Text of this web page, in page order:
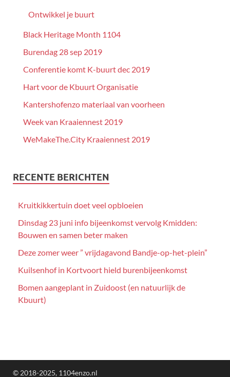
Ontwikkel je buurt
Black Heritage Month 1104
Burendag 28 sep 2019
Conferentie komt K-buurt dec 2019
Hart voor de Kbuurt Organisatie
Kantershofenzo materiaal van voorheen
Week van Kraaiennest 2019
WeMakeThe.City Kraaiennest 2019
RECENTE BERICHTEN
Kruitkikkertuin doet veel opbloeien
Dinsdag 23 juni info bijeenkomst vervolg Kmidden:
Bouwen en samen beter maken
Deze zomer weer ” vrijdagavond Bandje-op-het-plein”
Kuilsenhof in Kortvoort hield burenbijeenkomst
Bomen aangeplant in Zuidoost (en natuurlijk de
Kbuurt)
© 2018-2025, 1104enzo.nl